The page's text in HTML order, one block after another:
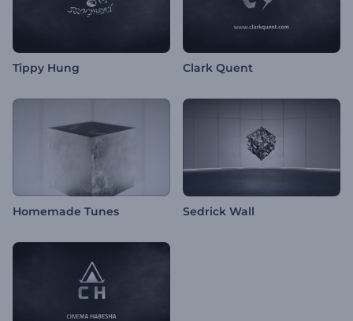
Tippy Hung Clark Quent
Homemade Tunes Sedrick Wall